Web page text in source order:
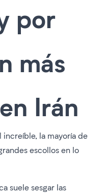
por
más
Irán
la mayoría de
escollos en lo
suele sesgar las